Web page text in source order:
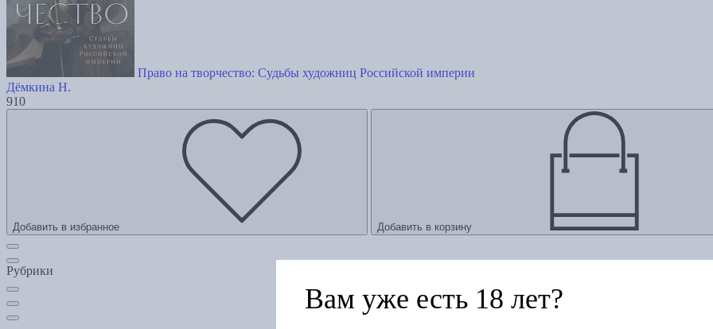
Право на творчество: Судьбы художниц Российской империи
Дёмкина Н.
910
Добавить в избранное Добавить в корзину
Рубрики
Вам уже есть 18 лет?